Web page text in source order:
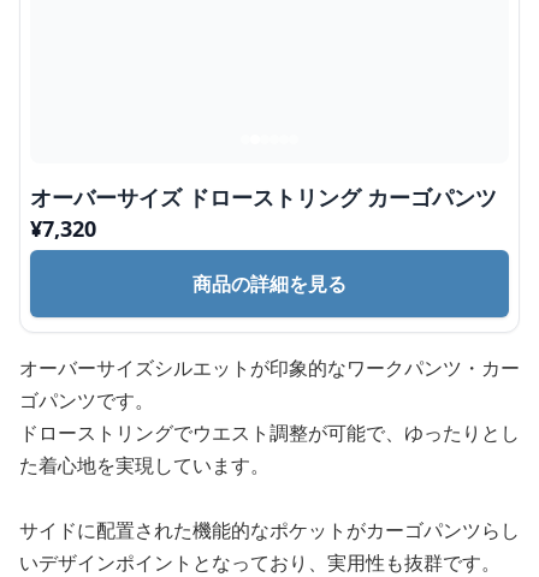
オーバーサイズ ドローストリング カーゴパンツ
¥7,320
商品の詳細を見る
オーバーサイズシルエットが印象的なワークパンツ・カー
ゴパンツです。
ドローストリングでウエスト調整が可能で、ゆったりとし
た着心地を実現しています。
サイドに配置された機能的なポケットがカーゴパンツらし
いデザインポイントとなっており、実用性も抜群です。